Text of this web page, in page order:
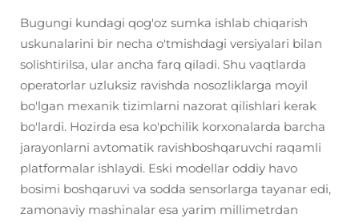
Bugungi kundagi qog'oz sumka ishlab chiqarish
uskunalarini bir necha o'tmishdagi versiyalari bilan
solishtirilsa, ular ancha farq qiladi. Shu vaqtlarda
operatorlar uzluksiz ravishda nosozliklarga moyil
bo'lgan mexanik tizimlarni nazorat qilishlari kerak
bo'lardi. Hozirda esa ko'pchilik korxonalarda barcha
jarayonlarni avtomatik ravishboshqaruvchi raqamli
platformalar ishlaydi. Eski modellar oddiy havo
bosimi boshqaruvi va sodda sensorlarga tayanar edi,
zamonaviy mashinalar esa yarim millimetrdan